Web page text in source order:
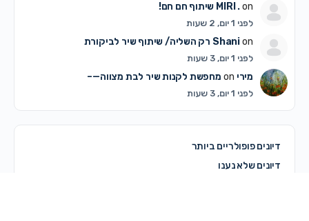
MIRI .on שיתוף חם חם!
לפני 1 יום, 2 שעות
Shanion רק השליה/ שיתוף שיר לביקורת
לפני 1 יום, 3 שעות
מיריon מחפשת לקנות שיר לבת מצווה—–
לפני 1 יום, 3 שעות
דיונים פופולריים ביותר
דיונים שלא נענו